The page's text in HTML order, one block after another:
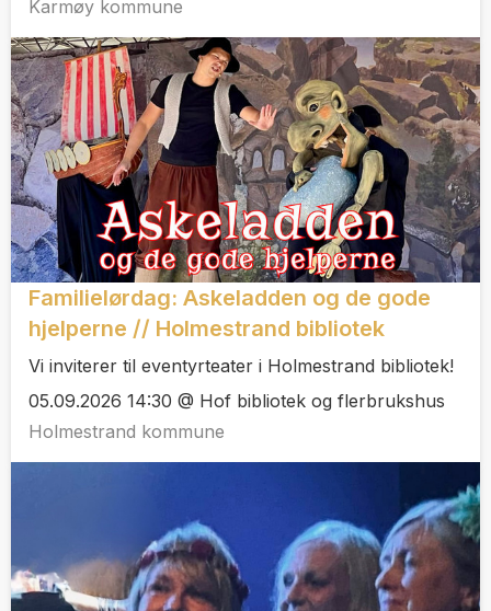
Karmøy kommune
Familielørdag: Askeladden og de gode
hjelperne // Holmestrand bibliotek
Vi inviterer til eventyrteater i Holmestrand bibliotek!
05.09.2026 14:30 @ Hof bibliotek og flerbrukshus
Holmestrand kommune